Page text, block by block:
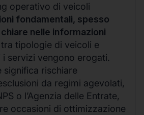
operativo di veicoli
fondamentali, spesso
nelle informazioni
tra tipologie di veicoli e
servizi vengono erogati.
significa rischiare
da regimi agevolati,
o l’Agenzia delle Entrate,
occasioni di ottimizzazione